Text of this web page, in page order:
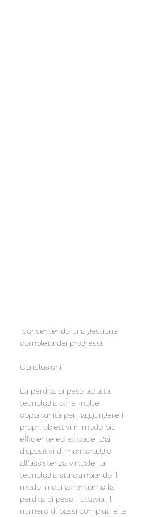
completa dei progressi.
Conclusioni
La perdita di peso ad alta
tecnologia offre molte
opportunità per raggiungere i
propri obiettivi in modo più
efficiente ed efficace. Dai
dispositivi di monitoraggio
all'assistenza virtuale, la
tecnologia sta cambiando il
modo in cui affrontiamo la
perdita di peso. Tuttavia, il
numero di passi compiuti e le